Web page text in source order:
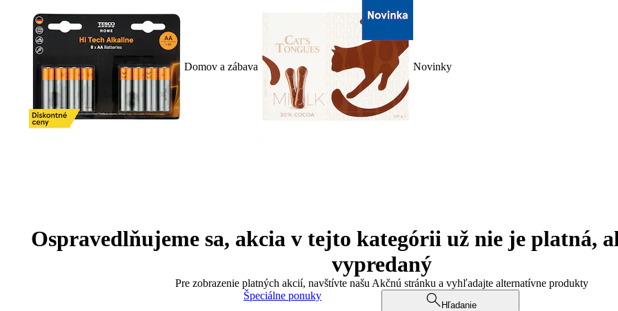
Domov a zábava Novinky
Ospravedlňujeme sa, akcia v tejto kategórii už nie je platná,
vypredaný
Pre zobrazenie platných akcií, navštívte našu Akčnú stránku a vyhľadajte alternatívne produkty
Špeciálne ponuky
Hľadanie